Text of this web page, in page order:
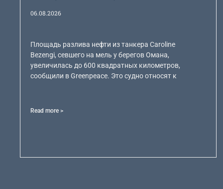
06.08.2026
Площадь разлива нефти из танкера Caroline
Bezengi, севшего на мель у берегов Омана,
увеличилась до 600 квадратных километров,
сообщили в Greenpeace. Это судно относят к
Read more >